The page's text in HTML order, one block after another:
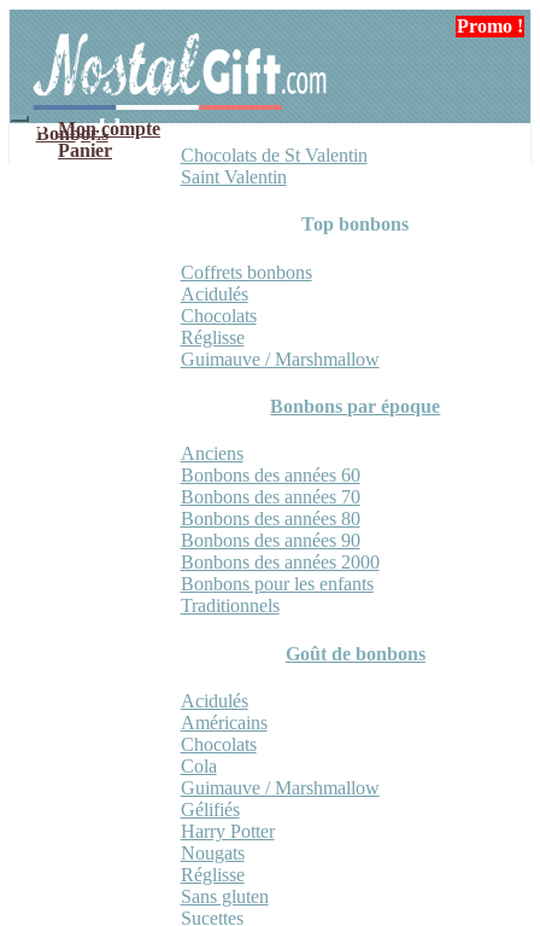
navigation
contenu
Mon compte
Panier
Bonbons
Chocolats de St Valentin
Saint Valentin
Top bonbons
Coffrets bonbons
Acidulés
Chocolats
Réglisse
Guimauve / Marshmallow
Bonbons par époque
Anciens
Bonbons des années 60
Bonbons des années 70
Bonbons des années 80
Bonbons des années 90
Bonbons des années 2000
Bonbons pour les enfants
Traditionnels
Goût de bonbons
Acidulés
Américains
Chocolats
Cola
Guimauve / Marshmallow
Gélifiés
Harry Potter
Nougats
Réglisse
Sans gluten
Sucettes
Promo !